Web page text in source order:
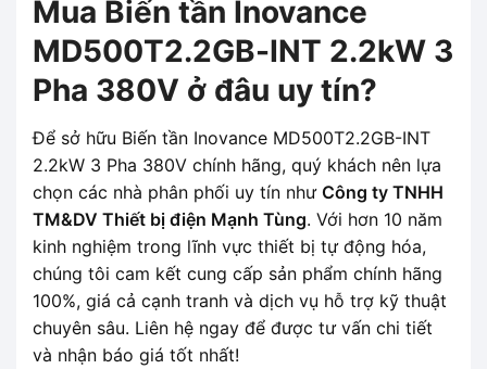
Mua Biến tần Inovance
MD500T2.2GB-INT 2.2kW 3
Pha 380V ở đâu uy tín?
Để sở hữu Biến tần Inovance MD500T2.2GB-INT
2.2kW 3 Pha 380V chính hãng, quý khách nên lựa
chọn các nhà phân phối uy tín như Công ty TNHH
TM&DV Thiết bị điện Mạnh Tùng. Với hơn 10 năm
kinh nghiệm trong lĩnh vực thiết bị tự động hóa,
chúng tôi cam kết cung cấp sản phẩm chính hãng
100%, giá cả cạnh tranh và dịch vụ hỗ trợ kỹ thuật
chuyên sâu. Liên hệ ngay để được tư vấn chi tiết
và nhận báo giá tốt nhất!